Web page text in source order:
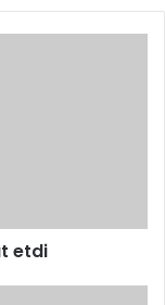
etdi